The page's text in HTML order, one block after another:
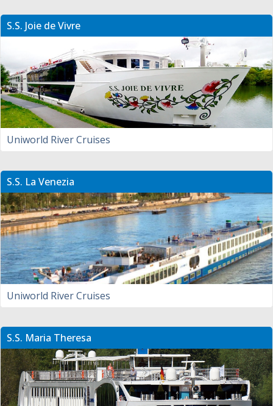
S.S. Joie de Vivre
Uniworld River Cruises
S.S. La Venezia
Uniworld River Cruises
S.S. Maria Theresa